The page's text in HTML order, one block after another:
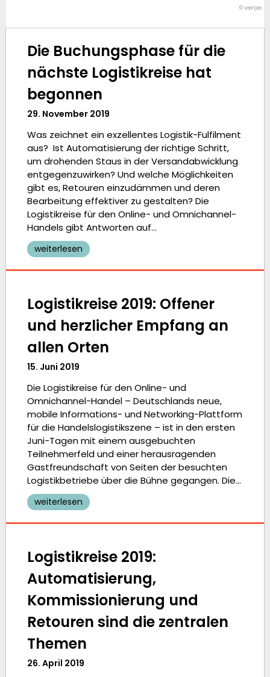
© vanitjan
Die Buchungsphase für die
nächste Logistikreise hat
begonnen
29. November 2019
Was zeichnet ein exzellentes Logistik-Fulfilment
aus? Ist Automatisierung der richtige Schritt,
um drohenden Staus in der Versandabwicklung
entgegenzuwirken? Und welche Möglichkeiten
gibt es, Retouren einzudämmen und deren
Bearbeitung effektiver zu gestalten? Die
Logistikreise für den Online- und Omnichannel-
Handels gibt Antworten auf…
weiterlesen
Logistikreise 2019: Offener
und herzlicher Empfang an
allen Orten
15. Juni 2019
Die Logistikreise für den Online- und
Omnichannel-Handel – Deutschlands neue,
mobile Informations- und Networking-Plattform
für die Handelslogistikszene – ist in den ersten
Juni-Tagen mit einem ausgebuchten
Teilnehmerfeld und einer herausragenden
Gastfreundschaft von Seiten der besuchten
Logistikbetriebe über die Bühne gegangen. Die…
weiterlesen
Logistikreise 2019:
Automatisierung,
Kommissionierung und
Retouren sind die zentralen
Themen
26. April 2019